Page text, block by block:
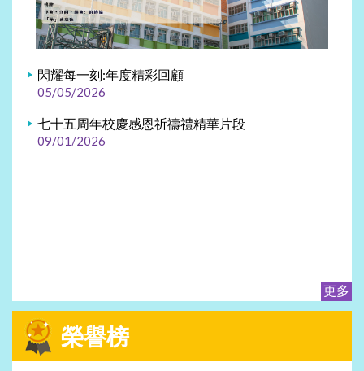
閃耀每一刻:年度精彩回顧
05/05/2026
七十五周年校慶感恩祈禱禮精華片段
09/01/2026
更多
榮譽榜